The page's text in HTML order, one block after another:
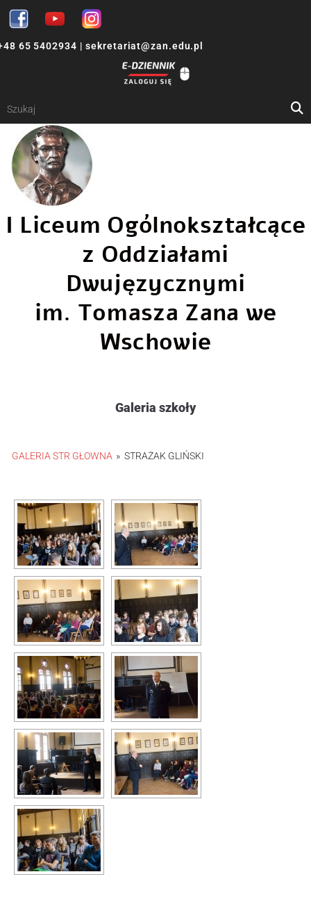
65 5402934 | sekretariat@zan.edu.pl
I Liceum Ogólnokształcące
z Oddziałami
Dwujęzycznymi
im. Tomasza Zana we
Wschowie
Galeria szkoły
GALERIA STR GŁOWNA » STRAŻAK GLIŃSKI